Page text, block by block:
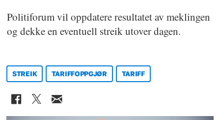
Politiforum vil oppdatere resultatet av meklingen
og dekke en eventuell streik utover dagen.
STREIK TARIFFOPPGJØR TARIFF